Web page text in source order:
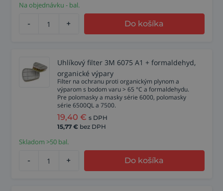
Na objednávku - bal.
- + Do košíka
Uhlíkový filter 3M 6075 A1 + formaldehyd,
organické výpary
Filter na ochranu proti organickým plynom a
výparom s bodom varu > 65 °C a formaldehydu.
Pre polomasky a masky série 6000, polomasky
série 6500QL a 7500.
19,40 € s DPH
15,77 € bez DPH
Skladom >50 bal.
- + Do košíka